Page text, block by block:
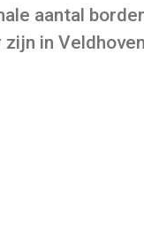
aantal
in Veldhoven